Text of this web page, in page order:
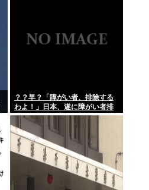
？？早？「障がい者、排除する
わよ！」日本、遂に障がい者排
除の為に動き出す。